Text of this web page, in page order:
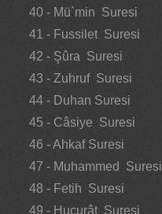
40 - Mü`min Suresi
41 - Fussilet Suresi
42 - Şûra Suresi
43 - Zuhruf Suresi
44 - Duhan Suresi
45 - Câsiye Suresi
46 - Ahkaf Suresi
47 - Muhammed Suresi
48 - Fetih Suresi
49 - Hucurât Suresi